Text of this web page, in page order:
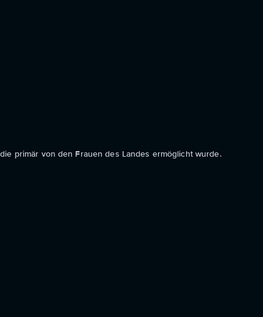
primär von den Frauen des Landes ermöglicht wurde.